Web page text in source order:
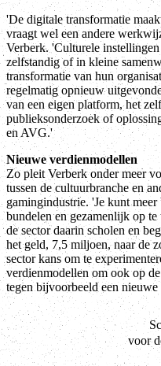
'De digitale transformatie
vraagt wel een andere
Verberk. 'Culturele
zelfstandig of in kleine
transformatie van hun
regelmatig opnieuw
van een eigen platform, het
publieksonderzoek of
en AVG.'
Nieuwe verdienmodellen
Zo pleit Verberk onder meer
tussen de cultuurbranche en
gamingindustrie. 'Je kunt
bundelen en gezamenlijk op
de sector daarin scholen en
het geld, 7,5 miljoen, naar de
sector kans om te
verdienmodellen om ook op
tegen bijvoorbeeld een
voor